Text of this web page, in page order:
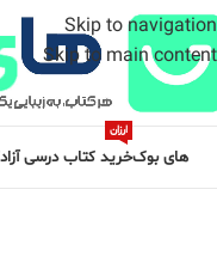
Skip to navigation
Skip to main content
های بوکخرید کتاب درسی آزاد
ارزان